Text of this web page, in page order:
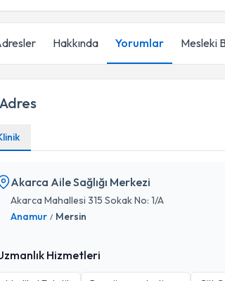
Hakkında Yorumlar Mesleki
Adres
Akarca Aile Sağlığı Merkezi
Akarca Mahallesi 315 Sokak No: 1/A
Anamur / Mersin
Hizmetleri